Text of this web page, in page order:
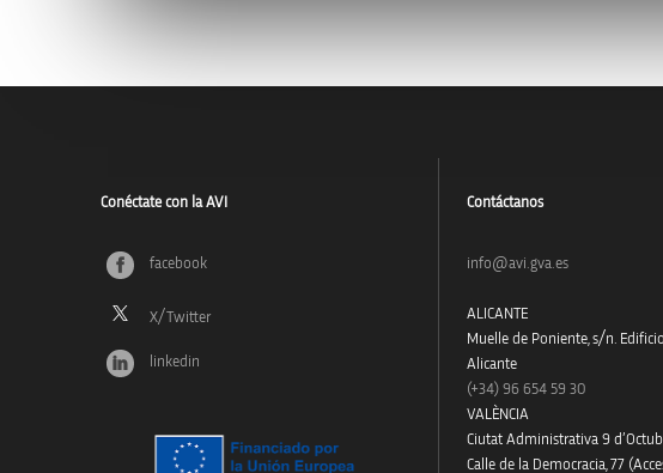
Conéctate con la AVI
facebook
linkedin
Contáctanos
info@avi.gva.es
ALICANTE
Muelle de Poniente, s/n.
Alicante
(+34) 96 654 59 30
VALÈNCIA
Ciutat Administrativa 9
Calle de la Democracia, 77